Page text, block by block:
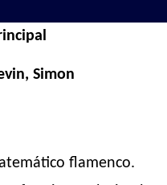
Simon
flamenco.